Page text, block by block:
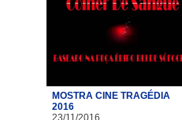
MOSTRA CINE TRAGÉDIA
2016
23/11/2016